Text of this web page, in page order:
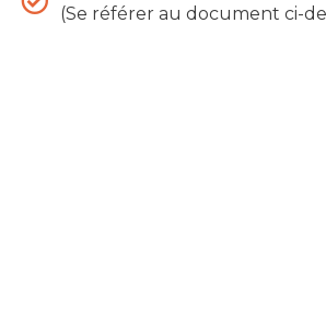
(Se référer au document ci-